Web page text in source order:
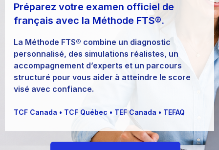
Préparez votre examen officiel de
français avec la Méthode FTS®.
La Méthode FTS® combine un diagnostic
personnalisé, des simulations réalistes, un
accompagnement d’experts et un parcours
structuré pour vous aider à atteindre le score
visé avec confiance.
TCF Canada • TCF Québec • TEF Canada • TEFAQ